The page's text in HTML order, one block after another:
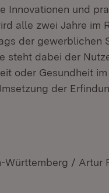
Innovationen und
alle zwei Jahre im
der gewerblichen
steht dabei der
oder Gesundheit
der
Württemberg / Artur